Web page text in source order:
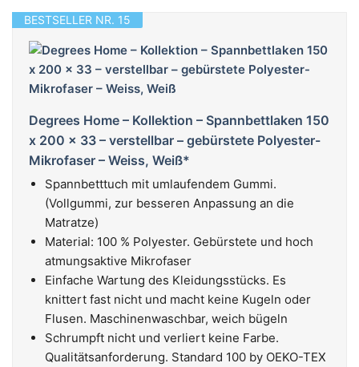
BESTSELLER NR. 15
Degrees Home – Kollektion – Spannbettlaken 150
x 200 x 33 – verstellbar – gebürstete Polyester-
Mikrofaser – Weiss, Weiß*
Spannbetttuch mit umlaufendem Gummi.
(Vollgummi, zur besseren Anpassung an die
Matratze)
Material: 100 % Polyester. Gebürstete und hoch
atmungsaktive Mikrofaser
Einfache Wartung des Kleidungsstücks. Es
knittert fast nicht und macht keine Kugeln oder
Flusen. Maschinenwaschbar, weich bügeln
Schrumpft nicht und verliert keine Farbe.
Qualitätsanforderung. Standard 100 by OEKO-TEX